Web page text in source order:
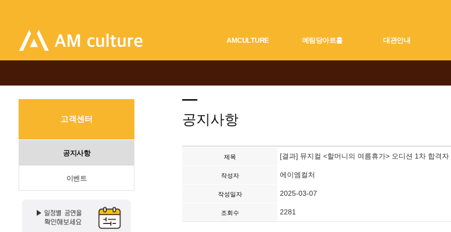
AMCULTURE 예림당아트홀 대관안내
고객센터
공지사항
이벤트
공지사항
제목 [결과] 뮤지컬 <할머니의 여름휴가> 오디션 1차 합격자
작성자 에이엠컬처
작성일자 2025-03-07
조회수 2281